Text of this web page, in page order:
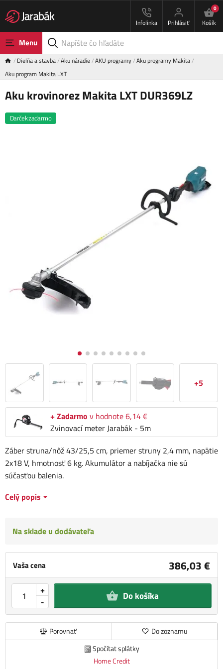
Infolinka Prihlásiť
0
Košík
Menu
Dielňa a stavba Aku náradie AKU programy Aku programy Makita
Aku program Makita LXT
Aku krovinorez Makita LXT DUR369LZ
Darček zadarmo
+5
+ Zadarmo v hodnote 6,14 €
Zvinovací meter Jarabák - 5m
Vaša cena 386,03 €
-
+ Do košíka
Porovnať
Do zoznamu
Spočítat splátky
Home Credit
Záber struna/nôž 43/25,5 cm, priemer struny 2,4 mm, napätie
2x18 V, hmotnosť 6 kg. Akumulátor a nabíjačka nie sú
súčasťou balenia.
Celý popis
Na sklade u dodávateľa